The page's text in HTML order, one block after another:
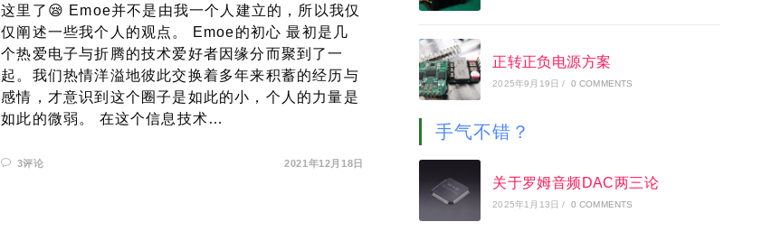
这里了😪 Emoe并不是由我一个人建立的，所以我仅
仅阐述一些我个人的观点。 Emoe的初心 最初是几
个热爱电子与折腾的技术爱好者因缘分而聚到了一
起。我们热情洋溢地彼此交换着多年来积蓄的经历与
感情，才意识到这个圈子是如此的小，个人的力量是
如此的微弱。 在这个信息技术…
3评论 2021年12月18日
正转正负电源方案
2025年9月19日 / 0 COMMENTS
手气不错？
关于罗姆音频DAC两三论
2025年1月13日 / 0 COMMENTS